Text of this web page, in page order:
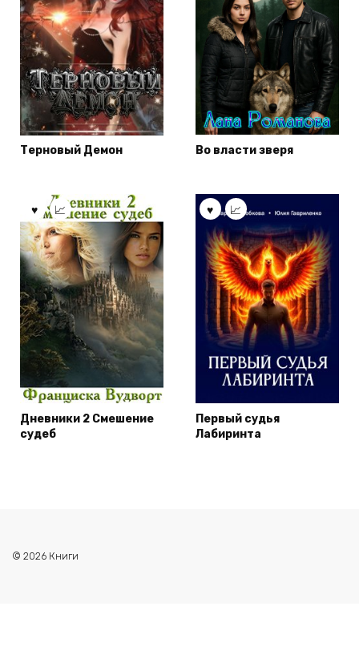
Терновый Демон Во власти зверя
Дневники 2 Смешение
судеб
Первый судья
Лабиринта
© 2026 Книги